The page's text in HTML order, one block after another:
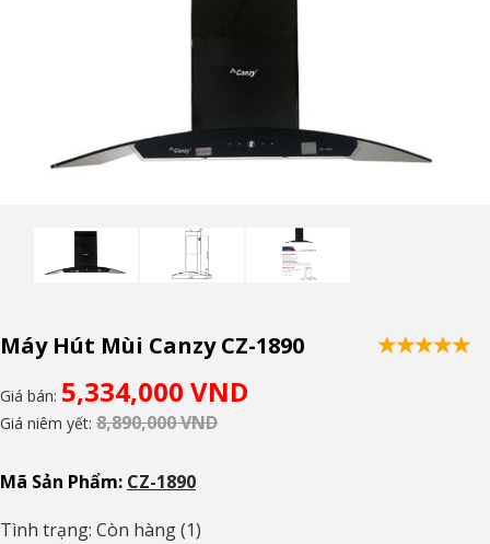
Máy Hút Mùi Canzy CZ-1890
Giá bán: 5,334,000 VND
Giá niêm yết: 8,890,000 VND
Mã Sản Phẩm: CZ-1890
Tình trạng: Còn hàng (1)